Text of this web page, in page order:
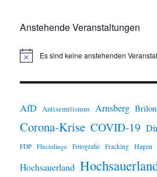
Anstehende Veranstaltungen
H
w
s
Es sind keine anstehenden
AfD Antisemitismus Arnsberg Brilon
Corona-Krise COVID-19
FDP Flüchtlinge Fotografie Fracking Hagen
Hochsauerland